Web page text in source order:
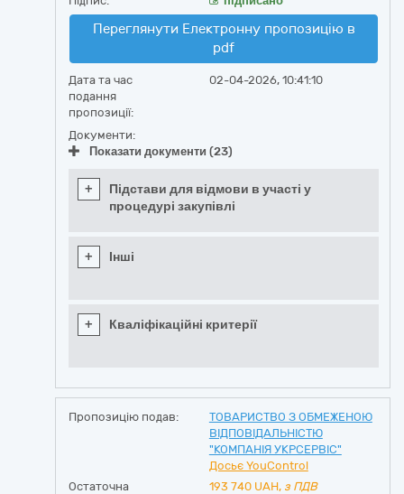
Переглянути Електронну пропозицію в
pdf
Дата та час
подання
пропозиції:
02-04-2026, 10:41:10
Документи:
Показати документи (23)
+
Підстави для відмови в участі у
процедурі закупівлі
+ Інші
+ Кваліфікаційні критерії
Пропозицію подав:
ТОВАРИСТВО З ОБМЕЖЕНОЮ
ВІДПОВІДАЛЬНІСТЮ
"КОМПАНІЯ УКРСЕРВІС"
Досьє YouControl
Остаточна
193 740 UAH, з ПДВ